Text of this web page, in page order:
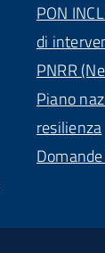
PON
di
PNRR
Piano
resilienza